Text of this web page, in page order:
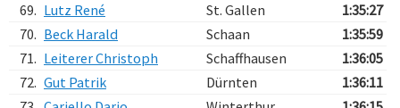
69. Lutz René St. Gallen
1:35:27
70. Beck Harald Schaan
1:35:59
71. Leiterer Christoph Schaffhausen
1:36:05
72. Gut Patrik Dürnten
1:36:11